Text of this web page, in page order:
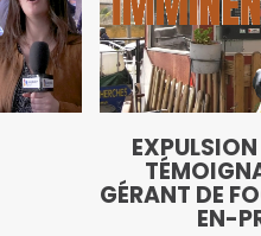
GÉRANT DE
EN-